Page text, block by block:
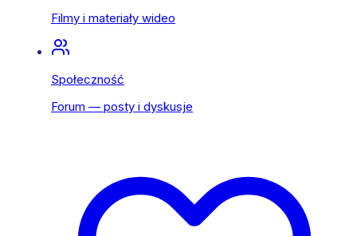
Filmy i materiały wideo
Społeczność
Forum — posty i dyskusje